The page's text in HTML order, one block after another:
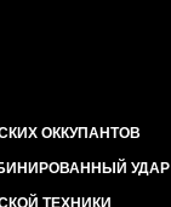
ОККУПАНТОВ
УДАР
ТЕХНИКИ